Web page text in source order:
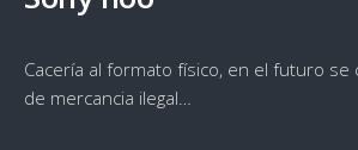
Cacería al formato físico, en el futuro
de mercancia ilegal…